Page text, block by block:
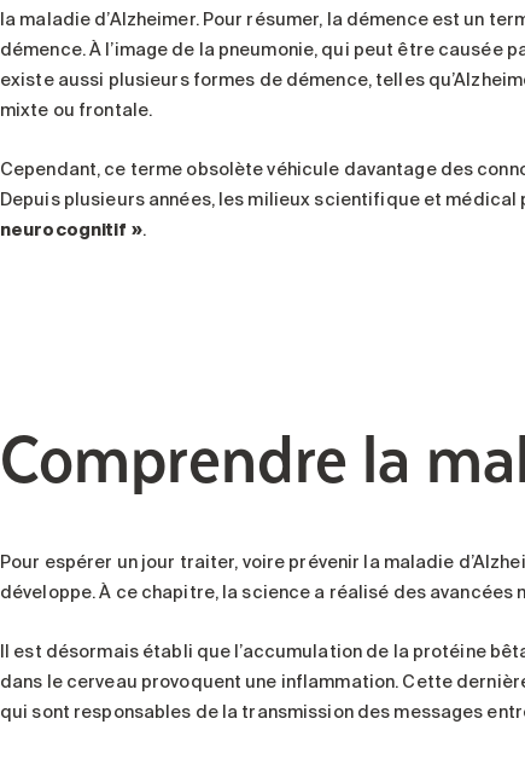
la maladie d’Alzheimer. Pour résumer, la démence est un
démence. À l’image de la pneumonie, qui peut être causée
existe aussi plusieurs formes de démence, telles
mixte ou frontale.
Cependant, ce terme obsolète véhicule davantage des
Depuis plusieurs années, les milieux scientifique et
neurocognitif ».
Comprendre la
Pour espérer un jour traiter, voire prévenir la maladie
développe. À ce chapitre, la science a réalisé des
Il est désormais établi que l’accumulation de la protéine
dans le cerveau provoquent une inflammation. Cette
qui sont responsables de la transmission des messages